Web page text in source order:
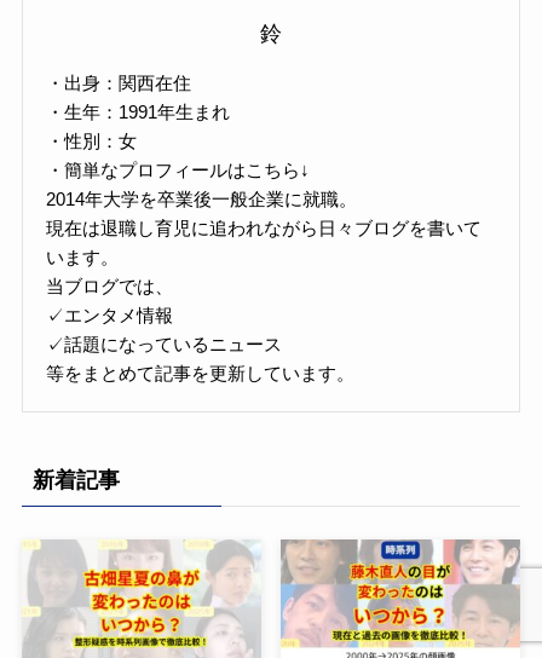
鈴
・出身：関西在住
・生年：1991年生まれ
・性別：女
・簡単なプロフィールはこちら↓
2014年大学を卒業後一般企業に就職。
現在は退職し育児に追われながら日々ブログを書いて
います。
当ブログでは、
✓エンタメ情報
✓話題になっているニュース
等をまとめて記事を更新しています。
新着記事